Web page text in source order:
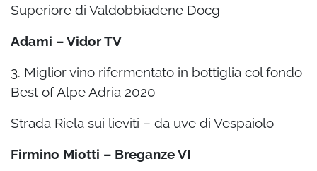
Superiore di Valdobbiadene Docg
Adami – Vidor TV
3. Miglior vino rifermentato in bottiglia col fondo
Best of Alpe Adria 2020
Strada Riela sui lieviti – da uve di Vespaiolo
Firmino Miotti – Breganze VI